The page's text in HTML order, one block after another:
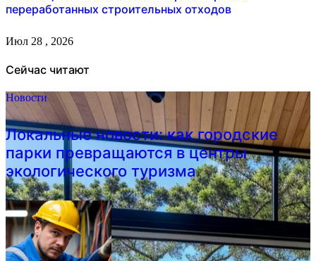
переработанных строительных отходов
Июл 28 , 2026
Сейчас читают
Новости
Локальные новости: как городские
парки превращаются в центры
экологического туризма